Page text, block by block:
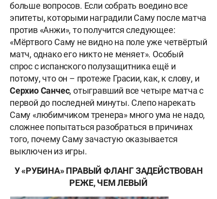
больше вопросов. Если собрать воедино все
эпитеты, которыми наградили Саму после матча
против «Анжи», то получится следующее:
«Мёртвого Саму не видно на поле уже четвёртый
матч, однако его никто не меняет». Особый
спрос с испанского полузащитника ещё и
потому, что он – протеже Грасии, как, к слову, и
Серхио Санчес, отыгравший все четыре матча с
первой до последней минуты. Слепо нарекать
Саму «любимчиком тренера» много ума не надо,
сложнее попытаться разобраться в причинах
того, почему Саму зачастую оказывается
выключен из игры.
У «РУБИНА» ПРАВЫЙ ФЛАНГ ЗАДЕЙСТВОВАН
РЕЖЕ, ЧЕМ ЛЕВЫЙ